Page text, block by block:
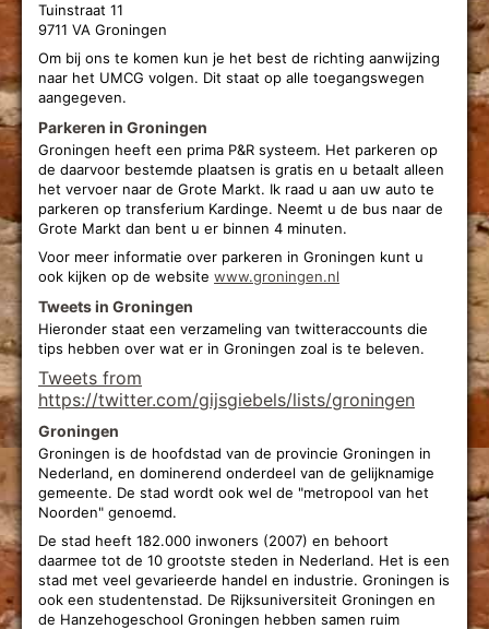
Tuinstraat 11
9711 VA Groningen
Om bij ons te komen kun je het best de richting aanwijzing
naar het UMCG volgen. Dit staat op alle toegangswegen
aangegeven.
Parkeren in Groningen
Groningen heeft een prima P&R systeem. Het parkeren op
de daarvoor bestemde plaatsen is gratis en u betaalt alleen
het vervoer naar de Grote Markt. Ik raad u aan uw auto te
parkeren op transferium Kardinge. Neemt u de bus naar de
Grote Markt dan bent u er binnen 4 minuten.
Voor meer informatie over parkeren in Groningen kunt u
ook kijken op de website www.groningen.nl
Tweets in Groningen
Hieronder staat een verzameling van twitteraccounts die
tips hebben over wat er in Groningen zoal is te beleven.
Tweets from
https://twitter.com/gijsgiebels/lists/groningen
Groningen
Groningen is de hoofdstad van de provincie Groningen in
Nederland, en dominerend onderdeel van de gelijknamige
gemeente. De stad wordt ook wel de "metropool van het
Noorden" genoemd.
De stad heeft 182.000 inwoners (2007) en behoort
daarmee tot de 10 grootste steden in Nederland. Het is een
stad met veel gevarieerde handel en industrie. Groningen is
ook een studentenstad. De Rijksuniversiteit Groningen en
de Hanzehogeschool Groningen hebben samen ruim